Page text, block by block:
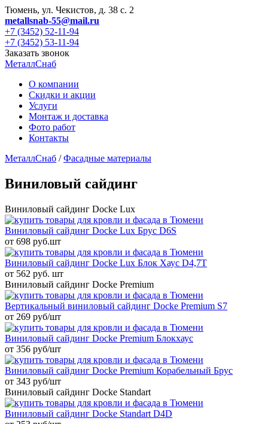
Тюмень, ул. Чекистов, д. 38 с. 2
metallsnab-55@mail.ru
+7 (3452) 52-11-94
+7 (3452) 53-11-94
Заказать звонок
МеталлСнаб
О компании
Скидки и акции
Услуги
Монтаж и доставка
Фото работ
Контакты
МеталлСнаб /Фасадные материалы
Виниловый сайдинг
Виниловый сайдинг Docke Lux
Виниловый сайдинг Docke Lux Брус D6S
от 698 руб.шт
Виниловый сайдинг Docke Lux Блок Хаус D4,7T
от 562 руб. шт
Виниловый сайдинг Docke Premium
Вертикальный виниловый сайдинг Docke Premium S7
от 269 руб/шт
Виниловый сайдинг Docke Premium Блокхаус
от 356 руб/шт
Виниловый сайдинг Docke Premium Корабельный Брус
от 343 руб/шт
Виниловый сайдинг Docke Standart
Виниловый сайдинг Docke Standart D4D